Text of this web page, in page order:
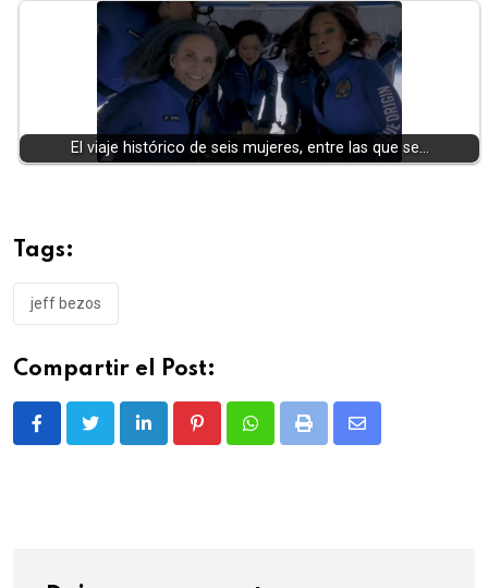
El viaje histórico de seis mujeres, entre las que se…
Tags:
jeff bezos
Compartir el Post:
LinkedIn PinterestWhatsappPrint
Share